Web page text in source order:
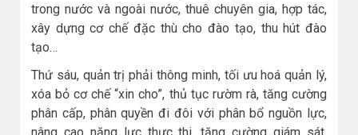
trong nước và ngoài nước, thuê chuyên gia, hợp tác,
xây dựng cơ chế đặc thù cho đào tạo, thu hút đào
tạo…
Thứ sáu, quản trị phải thông minh, tối ưu hoá quản lý,
xóa bỏ cơ chế “xin cho”, thủ tục rườm rà, tăng cường
phân cấp, phân quyền đi đôi với phân bổ nguồn lực,